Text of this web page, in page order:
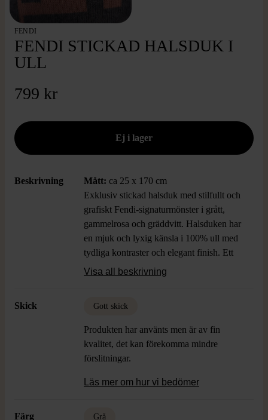
FENDI
FENDI STICKAD HALSDUK I
ULL
799 kr
Beskrivning Mått: ca 25 x 170 cm
Exklusiv stickad halsduk med stilfullt och
grafiskt Fendi-signaturmönster i grått,
gammelrosa och gräddvitt. Halsduken har
en mjuk och lyxig känsla i 100% ull med
tydliga kontraster och elegant finish. Ett
ikoniskt accessoar som ger din outfit en
Visa all beskrivning
Skick Gott skick
Produkten har använts men är av fin
kvalitet, det kan förekomma mindre
förslitningar.
Läs mer om hur vi bedömer
Färg Grå